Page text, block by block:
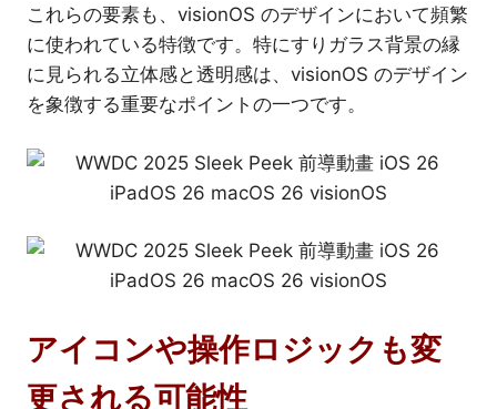
これらの要素も、visionOS のデザインにおいて頻繁
に使われている特徴です。特にすりガラス背景の縁
に見られる立体感と透明感は、visionOS のデザイン
を象徴する重要なポイントの一つです。
アイコンや操作ロジックも変
更される可能性